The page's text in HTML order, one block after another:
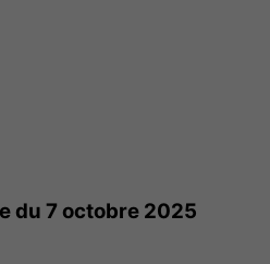
du 7 octobre 2025